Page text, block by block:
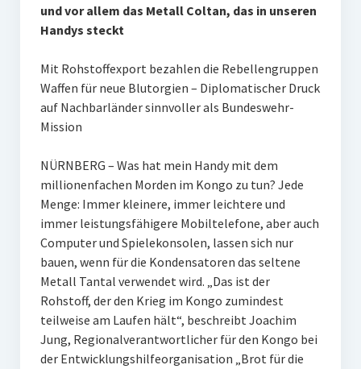
und vor allem das Metall Coltan, das in unseren
Handys steckt
Mit Rohstoffexport bezahlen die Rebellengruppen
Waffen für neue Blutorgien – Diplomatischer Druck
auf Nachbarländer sinnvoller als Bundeswehr-
Mission
NÜRNBERG – Was hat mein Handy mit dem
millionenfachen Morden im Kongo zu tun? Jede
Menge: Immer kleinere, immer leichtere und
immer leistungsfähigere Mobiltelefone, aber auch
Computer und Spielekonsolen, lassen sich nur
bauen, wenn für die Kondensatoren das seltene
Metall Tantal verwendet wird. „Das ist der
Rohstoff, der den Krieg im Kongo zumindest
teilweise am Laufen hält“, beschreibt Joachim
Jung, Regionalverantwortlicher für den Kongo bei
der Entwicklungshilfeorganisation „Brot für die